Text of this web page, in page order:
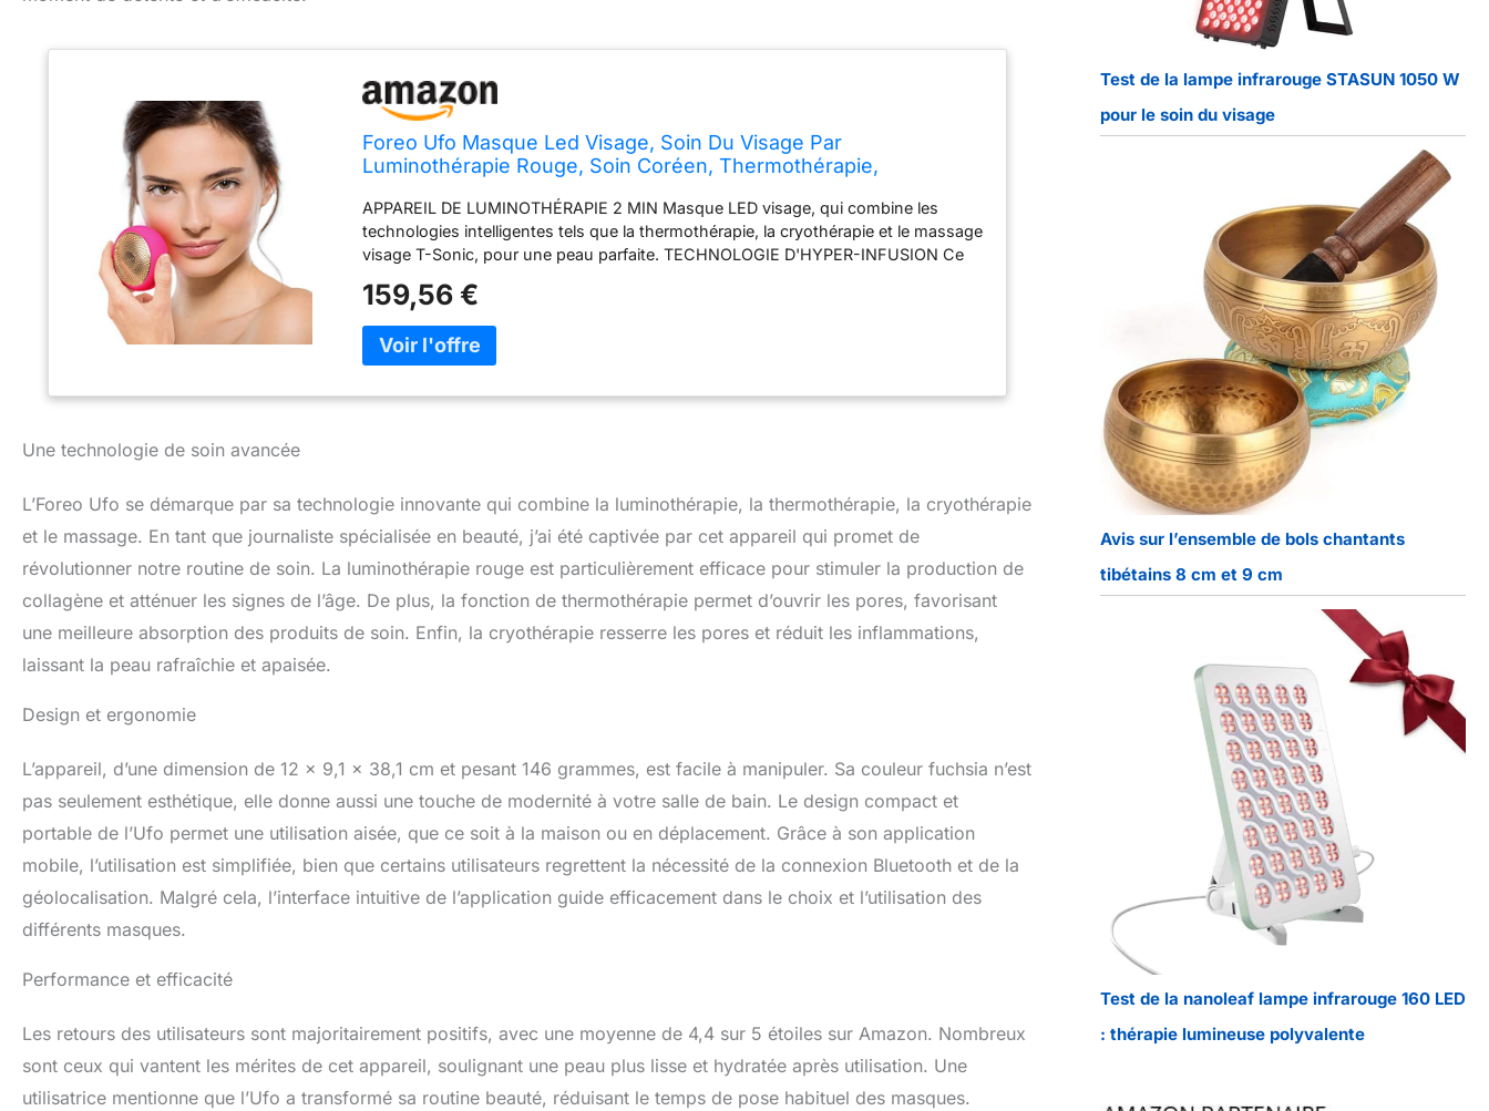
Foreo Ufo Masque Led Visage, Soin Du Visage Par
Luminothérapie Rouge, Soin Coréen, Thermothérapie,
Des Soins De La Peau, Fuchsia
APPAREIL DE LUMINOTHÉRAPIE 2 MIN Masque LED visage, qui combine les
technologies intelligentes tels que la thermothérapie, la cryothérapie et le massage
visage T-Sonic, pour une peau parfaite. TECHNOLOGIE D'HYPER-INFUSION Ce
visage T-Sonic pour améliorer l'absorption du masque soin hydratation activé par
UFO. APPAREIL LED POUR LES SOINS DU VISAGE La thérapie par lumière LED est
conçue pour cibler les besoins de la peau, améliorer et obtenir des résultats de
soins de la peau de niveau professionnel SOIN VISAGE PREMIUM PROPRE ET
CONCENTRÉ Les routines de masques de luminothérapie s'associent à des
159,56 €
Une technologie de soin avancée
L’Foreo Ufo se démarque par sa technologie innovante qui combine la luminothérapie, la thermothérapie, la cryothérapie
et le massage. En tant que journaliste spécialisée en beauté, j’ai été captivée par cet appareil qui promet de
révolutionner notre routine de soin. La luminothérapie rouge est particulièrement efficace pour stimuler la production de
collagène et atténuer les signes de l’âge. De plus, la fonction de thermothérapie permet d’ouvrir les pores, favorisant
une meilleure absorption des produits de soin. Enfin, la cryothérapie resserre les pores et réduit les inflammations,
laissant la peau rafraîchie et apaisée.
Design et ergonomie
L’appareil, d’une dimension de 12 x 9,1 x 38,1 cm et pesant 146 grammes, est facile à manipuler. Sa couleur fuchsia n’est
pas seulement esthétique, elle donne aussi une touche de modernité à votre salle de bain. Le design compact et
portable de l’Ufo permet une utilisation aisée, que ce soit à la maison ou en déplacement. Grâce à son application
mobile, l’utilisation est simplifiée, bien que certains utilisateurs regrettent la nécessité de la connexion Bluetooth et de la
géolocalisation. Malgré cela, l’interface intuitive de l’application guide efficacement dans le choix et l’utilisation des
différents masques.
Performance et efficacité
Les retours des utilisateurs sont majoritairement positifs, avec une moyenne de 4,4 sur 5 étoiles sur Amazon. Nombreux
sont ceux qui vantent les mérites de cet appareil, soulignant une peau plus lisse et hydratée après utilisation. Une
utilisatrice mentionne que l’Ufo a transformé sa routine beauté, réduisant le temps de pose habituel des masques.
Test de la lampe infrarouge STASUN 1050 W
pour le soin du visage
Avis sur l’ensemble de bols chantants
tibétains 8 cm et 9 cm
Test de la nanoleaf lampe infrarouge 160 LED
: thérapie lumineuse polyvalente